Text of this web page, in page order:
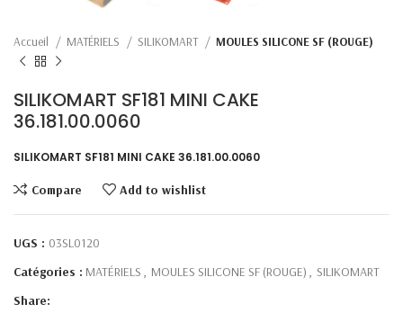
Accueil MATÉRIELS SILIKOMART MOULES SILICONE SF (ROUGE)
SILIKOMART SF181 MINI CAKE
36.181.00.0060
SILIKOMART SF181 MINI CAKE 36.181.00.0060
Compare Add to wishlist
UGS : 03SL0120
Catégories : MATÉRIELS , MOULES SILICONE SF (ROUGE) , SILIKOMART
Share: